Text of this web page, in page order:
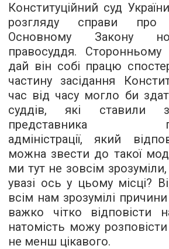
Конституційний суд
розгляду справи про
Основному Закону
правосуддя. Сторонньому
дай він собі працю
частину засідання
час від часу могло би
суддів, які ставили
представника
адміністрації, який
можна звести до такої
ми тут не зовсім
увазі ось у цьому місці?
всім нам зрозумілі
важко чітко відповісти
натомість можу
не менш цікавого.